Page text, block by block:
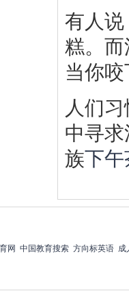
有人
糕。
当你
人们
中寻
族下午
网 中国教育搜索 方向标英语 成